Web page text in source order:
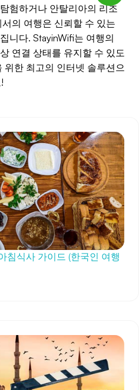
험하거나 안탈리아의 리조
의 여행은 신뢰할 수 있는
니다. StayinWifi는 여행의
연결 상태를 유지할 수 있도
위한 최고의 인터넷 솔루션으
침식사 가이드 (한국인 여행